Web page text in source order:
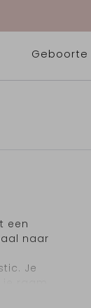
Geboorte
een
naar
Je